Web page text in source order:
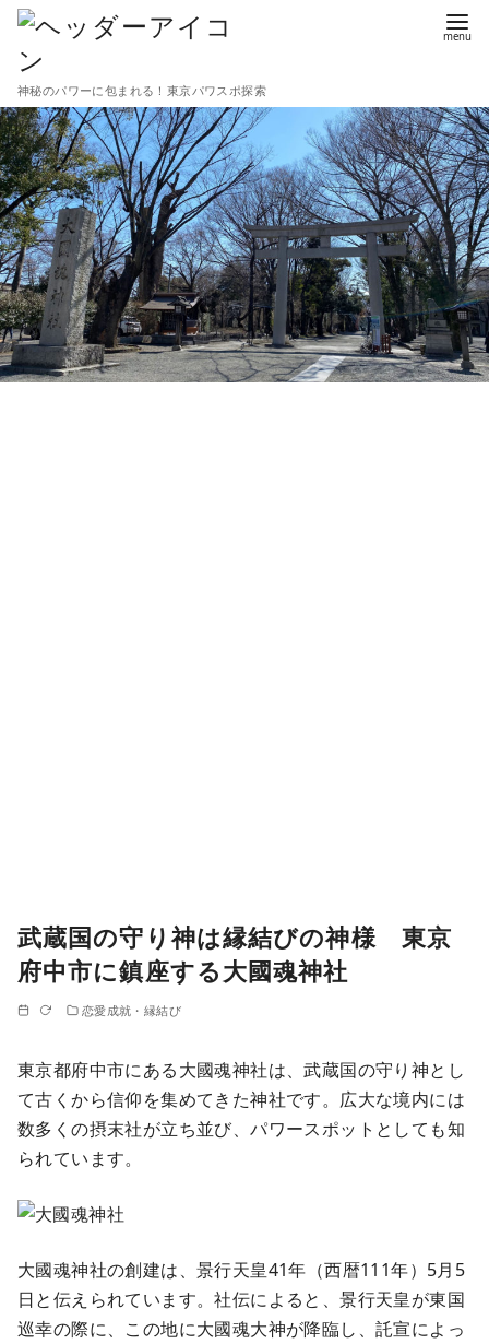
ン
ツ
へ
移
動
神秘のパワーに包まれる！東京パワスポ探索
武蔵国の守り神は縁結びの神様 東京
府中市に鎮座する大國魂神社
恋愛成就・縁結び
東京都府中市にある大國魂神社は、武蔵国の守り神とし
て古くから信仰を集めてきた神社です。広大な境内には
数多くの摂末社が立ち並び、パワースポットとしても知
られています。
大國魂神社の創建は、景行天皇41年（西暦111年）5月5
日と伝えられています。社伝によると、景行天皇が東国
巡幸の際に、この地に大國魂大神が降臨し、託宣によっ